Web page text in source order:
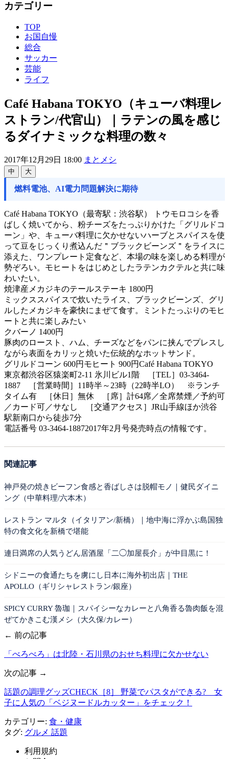
カテゴリー
TOP
お国自慢
総合
サッカー
芸能
ライフ
Café Habana TOKYO（キューバ料理レ
ストラン/代官山）｜ラテンの風を感じ
るダイナミックな料理の数々
2017年12月29日 18:00 まとメシ
中 大
燃料電池、AI電力問題解決に期待
Café Habana TOKYO（最寄駅：渋谷駅） トウモロコシを香
ばしく焼いてから、粉チーズをたっぷりかけた「グリルドコ
ーン」や、キューバ料理に欠かせないハーブとスパイスを使
って豆をじっくり煮込んだ＂ブラックビーンズ＂をライスに
添えた、ワンプレート定食など、本場の味を楽しめる料理が
勢ぞろい。モヒートをはじめとしたラテンカクテルと共に味
わいたい。
焼津産メカジキのテールステーキ 1800円
ミックススパイスで炊いたライス、ブラックビーンズ、グリ
ルしたメカジキを豪快にまぜて食す。ミントたっぷりのモヒ
ートと共に楽しみたい
クバーノ 1400円
豚肉のロースト、ハム、チーズなどをパンに挟んでプレスし
ながら表面をカリッと焼いた伝統的なホットサンド。
グリルドコーン 600円モヒート 900円Café Habana TOKYO
東京都渋谷区猿楽町2-11 氷川ビル1階 ［TEL］03-3464-
1887 ［営業時間］11時半～23時（22時半LO） ※ランチ
タイム有 ［休日］無休 ［席］計64席／全席禁煙／予約可
／カード可／サなし ［交通アクセス］JR山手線ほか渋谷
駅新南口から徒歩7分
電話番号 03-3464-18872017年2月号発売時点の情報です。
関連記事
神戸発の焼きビーフン食感と香ばしさは脱帽モノ｜健民ダイニ
ング（中華料理/六本木）
レストラン マルタ（イタリアン/新橋）｜地中海に浮かぶ島国独
特の食文化を新橋で堪能
連日満席の人気うどん居酒屋「二◯加屋長介」が中目黒に！
シドニーの食通たちを虜にし日本に海外初出店｜THE
APOLLO（ギリシャレストラン/銀座）
SPICY CURRY 魯珈｜スパイシーなカレーと八角香る魯肉飯を混
ぜてかきこむ漢メシ（大久保/カレー）
← 前の記事
「べろべろ」は北陸・石川県のおせち料理に欠かせない
次の記事 →
話題の調理グッズCHECK［8］ 野菜でパスタができる? 女
子に人気の「ベジヌードルカッター」をチェック！
カテゴリー: 食・健康
タグ: グルメ 話題
利用規約